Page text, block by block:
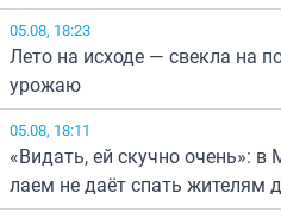
05.08, 18:23
Лето на исходе — свекла на
урожаю
05.08, 18:11
«Видать, ей скучно очень»:
лаем не даёт спать жителям